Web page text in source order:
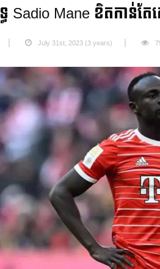
ធ Sadio Mane ខិតកាន់ត
July 31st, 2023 (3 years)